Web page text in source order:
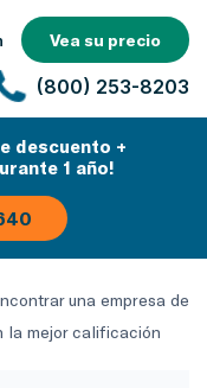
Vea su precio
(800) 253-8203
descuento +
1 año!
una empresa de
la mejor calificación